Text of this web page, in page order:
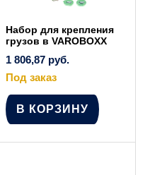
Набор для крепления
грузов в VAROBOXX
1 806,87 руб.
Под заказ
В КОРЗИНУ